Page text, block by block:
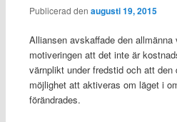
Publicerad den augusti 19, 2015
Alliansen avskaffade den allmänna
motiveringen att det inte är
värnplikt under fredstid och att
möjlighet att aktiveras om läget i
förändrades.